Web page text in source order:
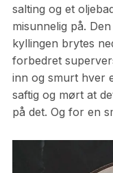
salting og et
misunnelig på.
kyllingen brytes
forbedret
inn og smurt hver
saftig og mørt at
på det. Og for en